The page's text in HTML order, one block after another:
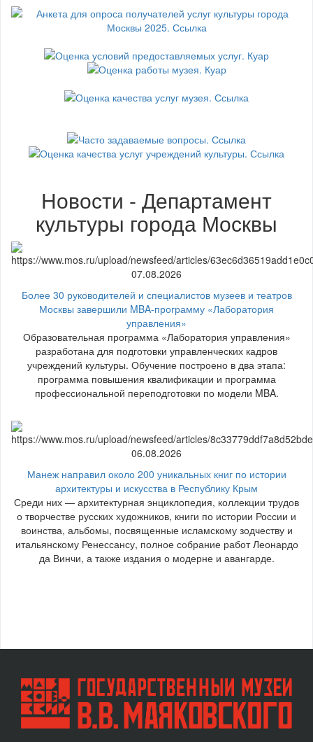
Новости - Департамент
культуры города Москвы
07.08.2026
Более 30 руководителей и специалистов музеев и театров
Москвы завершили MBA-программу «Лаборатория
управления»
Образовательная программа «Лаборатория управления»
разработана для подготовки управленческих кадров
учреждений культуры. Обучение построено в два этапа:
программа повышения квалификации и программа
профессиональной переподготовки по модели MBA.
06.08.2026
Манеж направил около 200 уникальных книг по истории
архитектуры и искусства в Республику Крым
Среди них — архитектурная энциклопедия, коллекции трудов
о творчестве русских художников, книги по истории России и
воинства, альбомы, посвященные исламскому зодчеству и
итальянскому Ренессансу, полное собрание работ Леонардо
да Винчи, а также издания о модерне и авангарде.